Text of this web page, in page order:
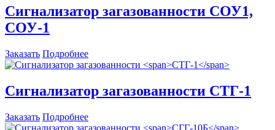
Сигнализатор загазованности СОУ1,
СОУ-1
Заказать Подробнее
Сигнализатор загазованности СТГ-1
Заказать Подробнее